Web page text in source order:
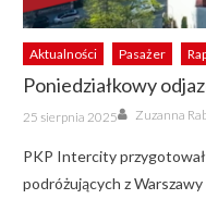
Aktualności Pasażer
Poniedziałkowy
Posted
on
25 sierpnia 2025 Author
Zuzanna
PKP Intercity
podróżujących z